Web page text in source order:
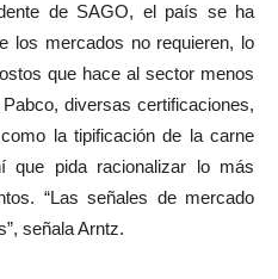
de SAGO, el país se ha
los mercados no requieren, lo
que hace al sector menos
diversas certificaciones,
la tipificación de la carne
que pida racionalizar lo más
“Las señales de mercado
señala Arntz.